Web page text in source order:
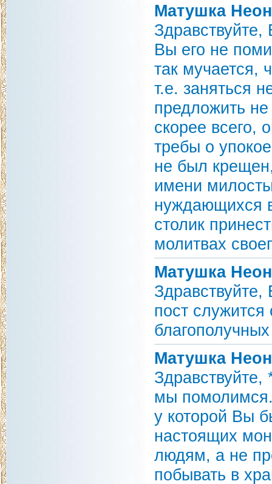
Матушка
Вы его не
так мучается,
т.е. заняться
предложить
скорее всего,
требы о
не был
имени
нуждающихся
столик
молитвах
Матушка
пост
Матушка
мы помолимся.
у которой Вы
настоящих
людям, а не
побывать в